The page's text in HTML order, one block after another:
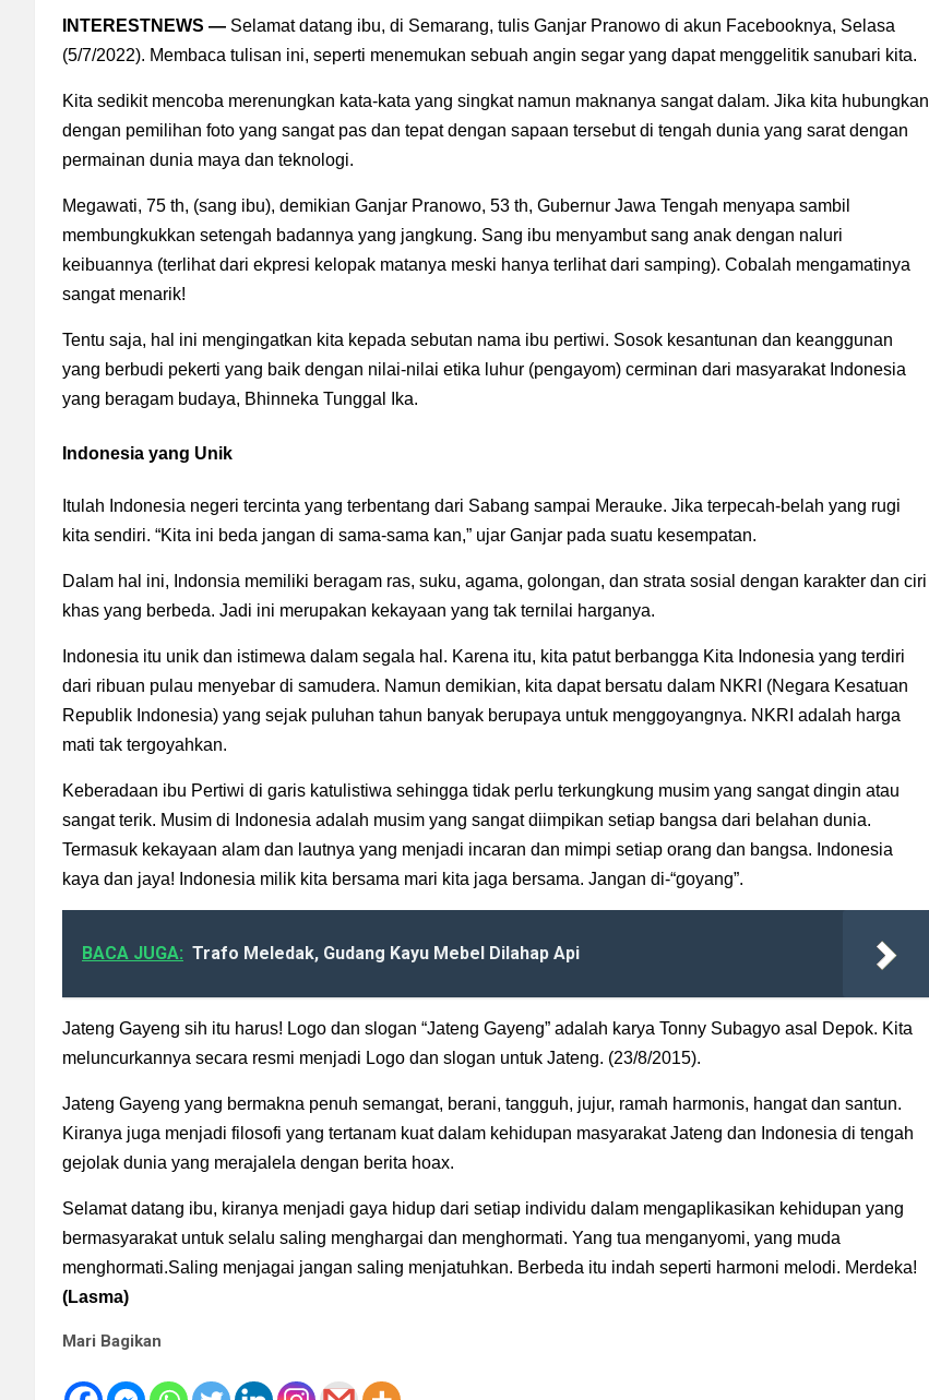
INTERESTNEWS — Selamat datang ibu, di Semarang, tulis Ganjar Pranowo di akun Facebooknya, Selasa
(5/7/2022). Membaca tulisan ini, seperti menemukan sebuah angin segar yang dapat menggelitik sanubari kita.
Kita sedikit mencoba merenungkan kata-kata yang singkat namun maknanya sangat dalam. Jika kita hubungkan
dengan pemilihan foto yang sangat pas dan tepat dengan sapaan tersebut di tengah dunia yang sarat dengan
permainan dunia maya dan teknologi.
Megawati, 75 th, (sang ibu), demikian Ganjar Pranowo, 53 th, Gubernur Jawa Tengah menyapa sambil
membungkukkan setengah badannya yang jangkung. Sang ibu menyambut sang anak dengan naluri
keibuannya (terlihat dari ekpresi kelopak matanya meski hanya terlihat dari samping). Cobalah mengamatinya
sangat menarik!
Tentu saja, hal ini mengingatkan kita kepada sebutan nama ibu pertiwi. Sosok kesantunan dan keanggunan
yang berbudi pekerti yang baik dengan nilai-nilai etika luhur (pengayom) cerminan dari masyarakat Indonesia
yang beragam budaya, Bhinneka Tunggal Ika.
Indonesia yang Unik
Itulah Indonesia negeri tercinta yang terbentang dari Sabang sampai Merauke. Jika terpecah-belah yang rugi
kita sendiri. “Kita ini beda jangan di sama-sama kan,” ujar Ganjar pada suatu kesempatan.
Dalam hal ini, Indonsia memiliki beragam ras, suku, agama, golongan, dan strata sosial dengan karakter dan ciri
khas yang berbeda. Jadi ini merupakan kekayaan yang tak ternilai harganya.
Indonesia itu unik dan istimewa dalam segala hal. Karena itu, kita patut berbangga Kita Indonesia yang terdiri
dari ribuan pulau menyebar di samudera. Namun demikian, kita dapat bersatu dalam NKRI (Negara Kesatuan
Republik Indonesia) yang sejak puluhan tahun banyak berupaya untuk menggoyangnya. NKRI adalah harga
mati tak tergoyahkan.
Keberadaan ibu Pertiwi di garis katulistiwa sehingga tidak perlu terkungkung musim yang sangat dingin atau
sangat terik. Musim di Indonesia adalah musim yang sangat diimpikan setiap bangsa dari belahan dunia.
Termasuk kekayaan alam dan lautnya yang menjadi incaran dan mimpi setiap orang dan bangsa. Indonesia
kaya dan jaya! Indonesia milik kita bersama mari kita jaga bersama. Jangan di-“goyang”.
BACA JUGA: Trafo Meledak, Gudang Kayu Mebel Dilahap Api
Jateng Gayeng sih itu harus! Logo dan slogan “Jateng Gayeng” adalah karya Tonny Subagyo asal Depok. Kita
meluncurkannya secara resmi menjadi Logo dan slogan untuk Jateng. (23/8/2015).
Jateng Gayeng yang bermakna penuh semangat, berani, tangguh, jujur, ramah harmonis, hangat dan santun.
Kiranya juga menjadi filosofi yang tertanam kuat dalam kehidupan masyarakat Jateng dan Indonesia di tengah
gejolak dunia yang merajalela dengan berita hoax.
Selamat datang ibu, kiranya menjadi gaya hidup dari setiap individu dalam mengaplikasikan kehidupan yang
bermasyarakat untuk selalu saling menghargai dan menghormati. Yang tua menganyomi, yang muda
menghormati.Saling menjagai jangan saling menjatuhkan. Berbeda itu indah seperti harmoni melodi. Merdeka!
(Lasma)
Mari Bagikan